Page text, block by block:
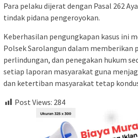
Para pelaku dijerat dengan Pasal 262
tindak pidana pengeroyokan.
Keberhasilan pengungkapan kasus ini
Polsek Sarolangun dalam memberikan
perlindungan, dan penegakan hukum
setiap laporan masyarakat guna
dan ketertiban masyarakat tetap
Post Views: 284